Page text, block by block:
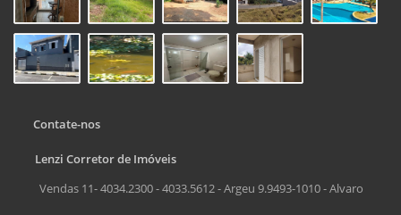
Contate-nos
Lenzi Corretor de Imóveis
Vendas 11- 4034.2300 - 4033.5612 - Argeu 9.9493-1010 - Alvaro